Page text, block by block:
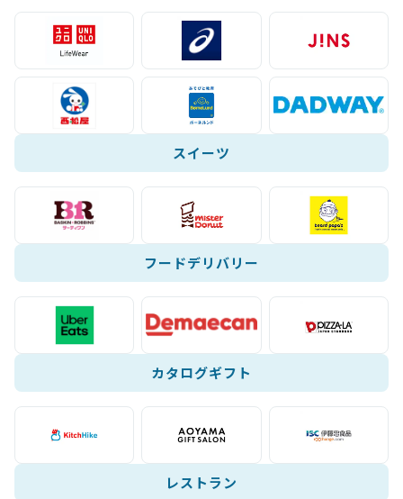
スイーツ
フードデリバリー
カタログギフト
レストラン